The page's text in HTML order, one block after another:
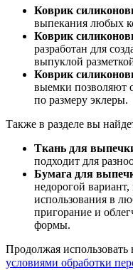
Коврик
выпекания любых
Коврик
разработан для
выпуклой
Коврик
выемки позволяют
по размеру эклеры.
Также в разделе вы
Ткань для
подходит для
Бумага для
недорогой
использования в
пригорание и
формы.
Продолжая использовать
условиями обработки